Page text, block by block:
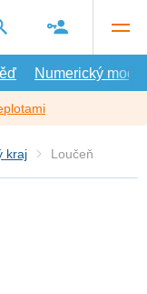
Numerický model
kraj Loučeň